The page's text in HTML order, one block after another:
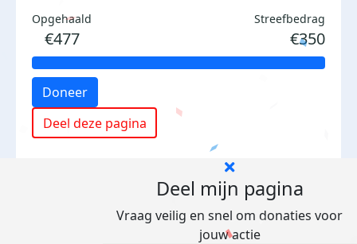
Opgehaald
€477
Streefbedrag
€350
Doneer
Deel deze pagina
Deel mijn pagina
Vraag veilig en snel om donaties voor
jouw actie